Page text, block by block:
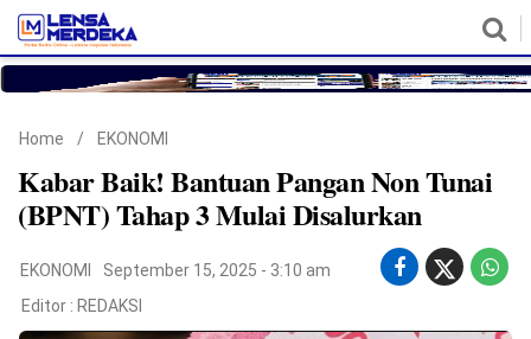
Home / EKONOMI
Kabar Baik! Bantuan Pangan Non Tunai
(BPNT) Tahap 3 Mulai Disalurkan
EKONOMI
September 15, 2025 - 3:10 am
Editor : REDAKSI